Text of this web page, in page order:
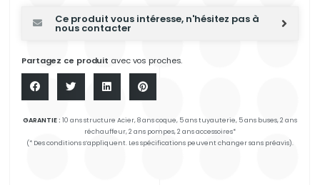
Ce produit vous intéresse, n'hésitez pas à
nous contacter
Partagez ce produit avec vos proches.
GARANTIE : 10 ans structure Acier, 8 ans coque, 5 ans tuyauterie, 5 ans buses, 2 ans
réchauffeur, 2 ans pompes, 2 ans accessoires*
(* Des conditions s’appliquent. Les spécifications peuvent changer sans préavis).